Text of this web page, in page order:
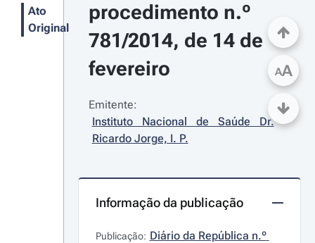
Ato
Original
procedimento n.º
781/2014, de 14 de
fevereiro
Emitente:
Instituto Nacional de Saúde Dr.
Ricardo Jorge, I. P.
Informação da publicação
Publicação: Diário da República n.º
AA